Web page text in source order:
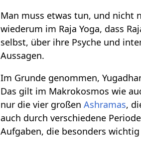
Man muss etwas tun, und nicht
wiederum im Raja Yoga, dass
selbst, über ihre Psyche und
Aussagen.
Im Grunde genommen,
Das gilt im Makrokosmos wie
nur die vier großenAshramas,
auch durch verschiedene
Aufgaben, die besonders